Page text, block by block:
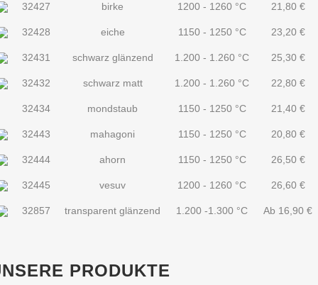
32427 birke 1200 - 1260 °C 21,80 €
32428 eiche 1150 - 1250 °C 23,20 €
32431 schwarz glänzend 1.200 - 1.260 °C 25,30 €
32432 schwarz matt 1.200 - 1.260 °C 22,80 €
32434 mondstaub 1150 - 1250 °C 21,40 €
32443 mahagoni 1150 - 1250 °C 20,80 €
32444 ahorn 1150 - 1250 °C 26,50 €
32445 vesuv 1200 - 1260 °C 26,60 €
32857 transparent glänzend 1.200 -1.300 °C Ab 16,90 €
PRODUKTE